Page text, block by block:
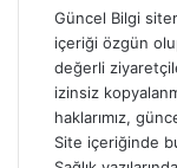
Güncel Bilgi
içeriği özgün
değerli
izinsiz
haklarımız,
Site içeriğinde